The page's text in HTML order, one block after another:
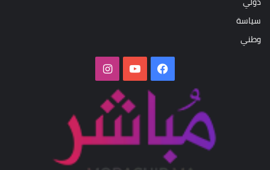
سياسة
وطني
فيسبوك‫YouTubeانستقرام